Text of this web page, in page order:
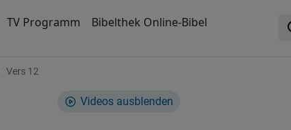
TV Programm Bibelthek Online-Bibel
Vers 12
Videos ausblenden